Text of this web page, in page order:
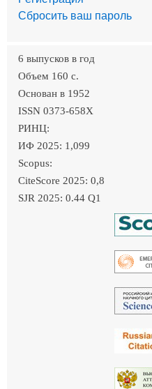
Сбросить ваш пароль
6 выпусков в год
Объем 160 c.
Основан в 1952
ISSN 0373-658X
РИНЦ:
ИФ 2025: 1,099
Scopus:
CiteScore 2025: 0,8
SJR 2025: 0.44 Q1